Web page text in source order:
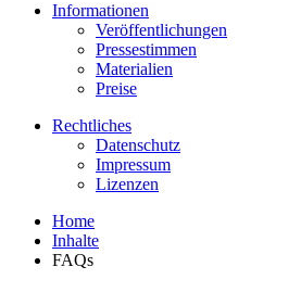
Informationen
Veröffentlichungen
Pressestimmen
Materialien
Preise
Rechtliches
Datenschutz
Impressum
Lizenzen
Home
Inhalte
FAQs